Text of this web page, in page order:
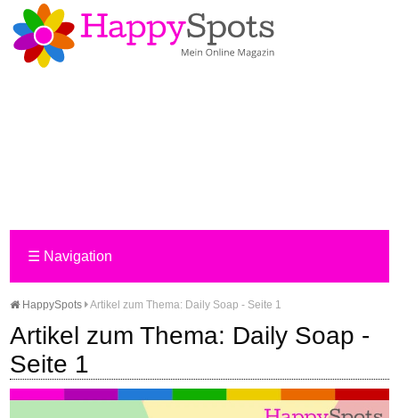
☰ Navigation
HappySpots Artikel zum Thema: Daily Soap - Seite 1
Artikel zum Thema: Daily Soap -
Seite 1